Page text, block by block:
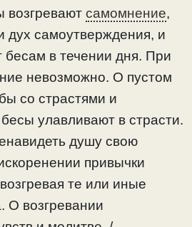
возгревают самомнение,
дух самоутверждения, и
бесам в течении дня. При
невозможно. О пустом
со страстями и
улавливают в страсти.
душу свою
привычки
те или иные
О возгревании